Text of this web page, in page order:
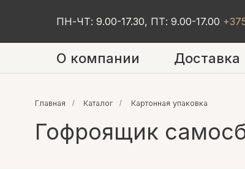
ПН-ЧТ: 9.00-17.30, ПТ: 9.00-17.00
О компании Доставка
Гофроящик